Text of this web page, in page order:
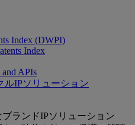
Index (DWPI)
Index
and APIs
ルIPソリューション
ランドIPソリューション